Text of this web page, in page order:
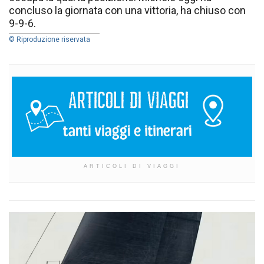
concluso la giornata con una vittoria, ha chiuso con
9-9-6.
© Riproduzione riservata
ARTICOLI DI VIAGGI